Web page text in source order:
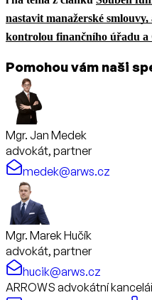
nastavit manažerské
kontrolou finančního úřadu a
Pomohou vám naši
Mgr. Jan Medek
advokát, partner
medek@arws.cz
Mgr. Marek Hučík
advokát, partner
hucik@arws.cz
ARROWS advokátní